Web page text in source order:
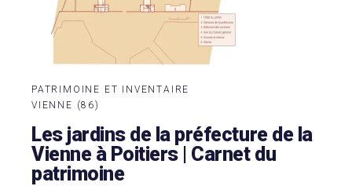
PATRIMOINE ET INVENTAIRE
VIENNE (86)
Les jardins de la préfecture de la
Vienne à Poitiers | Carnet du
patrimoine